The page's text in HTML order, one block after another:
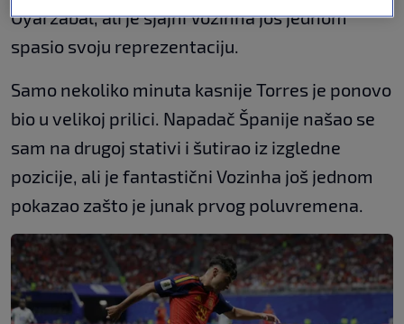
Oyarzabal, ali je sjajni Vozinha još jednom
spasio svoju reprezentaciju.
Samo nekoliko minuta kasnije Torres je ponovo
bio u velikoj prilici. Napadač Španije našao se
sam na drugoj stativi i šutirao iz izgledne
pozicije, ali je fantastični Vozinha još jednom
pokazao zašto je junak prvog poluvremena.